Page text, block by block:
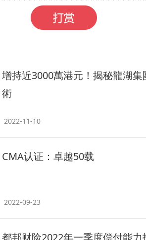
增持近3000萬港元！揭秘龍湖
術
2022-11-10
CMA认证：卓越50载
2022-09-23
都邦财险2022年一季度偿付能